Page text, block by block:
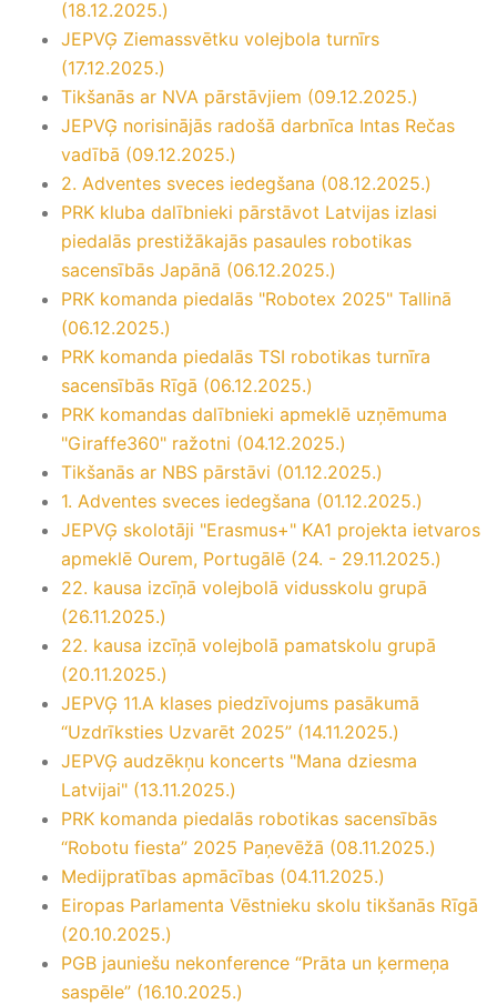
(18.12.2025.)
JEPVĢ Ziemassvētku volejbola turnīrs
(17.12.2025.)
Tikšanās ar NVA pārstāvjiem (09.12.2025.)
JEPVĢ norisinājās radošā darbnīca Intas Rečas
vadībā (09.12.2025.)
2. Adventes sveces iedegšana (08.12.2025.)
PRK kluba dalībnieki pārstāvot Latvijas izlasi
piedalās prestižākajās pasaules robotikas
sacensībās Japānā (06.12.2025.)
PRK komanda piedalās "Robotex 2025" Tallinā
(06.12.2025.)
PRK komanda piedalās TSI robotikas turnīra
sacensībās Rīgā (06.12.2025.)
PRK komandas dalībnieki apmeklē uzņēmuma
"Giraffe360" ražotni (04.12.2025.)
Tikšanās ar NBS pārstāvi (01.12.2025.)
1. Adventes sveces iedegšana (01.12.2025.)
JEPVĢ skolotāji "Erasmus+" KA1 projekta ietvaros
apmeklē Ourem, Portugālē (24. - 29.11.2025.)
22. kausa izcīņā volejbolā vidusskolu grupā
(26.11.2025.)
22. kausa izcīņā volejbolā pamatskolu grupā
(20.11.2025.)
JEPVĢ 11.A klases piedzīvojums pasākumā
“Uzdrīksties Uzvarēt 2025” (14.11.2025.)
JEPVĢ audzēkņu koncerts "Mana dziesma
Latvijai" (13.11.2025.)
PRK komanda piedalās robotikas sacensībās
“Robotu fiesta” 2025 Paņevēžā (08.11.2025.)
Medijpratības apmācības (04.11.2025.)
Eiropas Parlamenta Vēstnieku skolu tikšanās Rīgā
(20.10.2025.)
PGB jauniešu nekonference “Prāta un ķermeņa
saspēle” (16.10.2025.)